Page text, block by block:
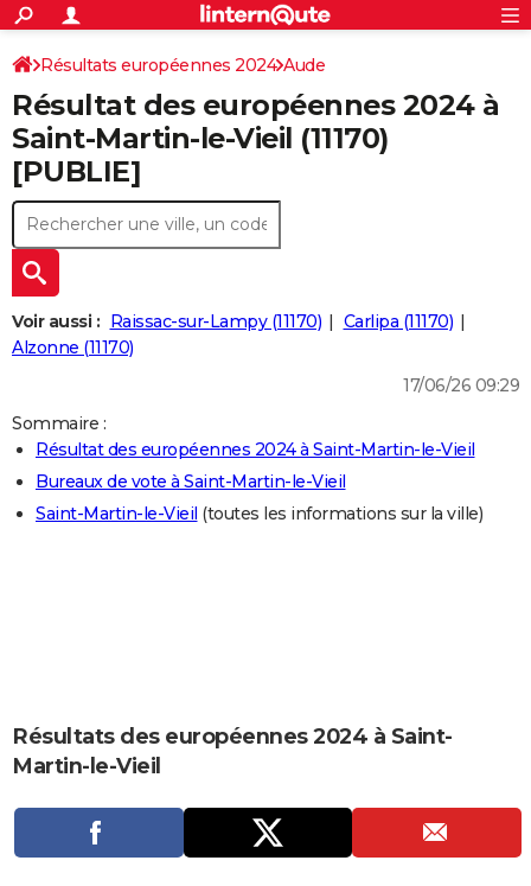
ACTUALITÉS
Politique
Société
Faits Divers
Education
Monde
Villes
+
SPORT
Coupe du monde 2026
Football
Tennis
Cyclisme
Rugby
Forum
CULTURE
Programme TV
TNT
Streaming
Cinéma
Sorties cinéma
Musique
+FINANCE
Retraite
Impôts
Epargne
Immobilier
Risques naturels par ville
Banque
Assurance
CréditAUTO
Essais
Réserver un essai
Citadines
Berlines
SUV
Forum auto
+HIGH-TECH
Mobiles
Meilleur smartphone
Internet
Ordinateurs
Jeux vidéo
Guide high-tech
+
BRICOLAGE
Forum
Aménagement intérieur
Extérieur
Cuisine
Salle de bains
Jardinage
Rangement
+
LIFESTYLE
Art de vivre
Bien-être
Loisirs
Mode
Modes de vie
SANTE
Alimentation
Guide de la santé
Maladies
Médicaments
Sommeil
VOYAGE
Carte de Noël
Carte Bonne année
Carte Saint-Valentin
Carte Pâques
Carte d'anniversaire
COPAINS D'AVANT
S'inscrire
Connexion
Résultats européennes 2024 Aude
Résultat des européennes 2024 à
Saint-Martin-le-Vieil (11170)
[PUBLIE]
Voir aussi : Raissac-sur-Lampy (11170)
Carlipa (11170)
Alzonne (11170)
17/06/26 09:29
Sommaire :
Résultat des européennes 2024 à Saint-Martin-le-Vieil
Bureaux de vote à Saint-Martin-le-Vieil
Saint-Martin-le-Vieil (toutes les informations sur la ville)
Résultats des européennes 2024 à Saint-
Martin-le-Vieil